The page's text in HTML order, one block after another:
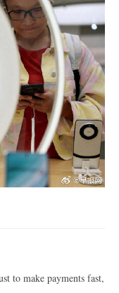
to make payments fast,